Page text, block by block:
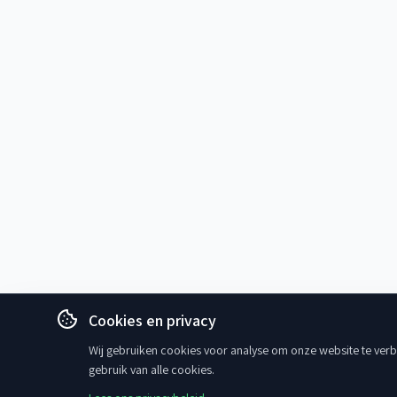
Cookies en privacy
Wij gebruiken cookies voor analyse om onze website te
gebruik van alle cookies.